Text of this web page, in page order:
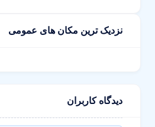
نزدیک ترین مکان های عمومی
دیدگاه کاربران